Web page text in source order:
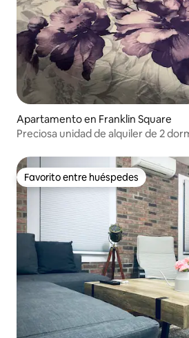
Apartamento en Franklin Square
Preciosa unidad de alquiler de 2
Favorito entre huéspedes
Favorito entre huéspedes